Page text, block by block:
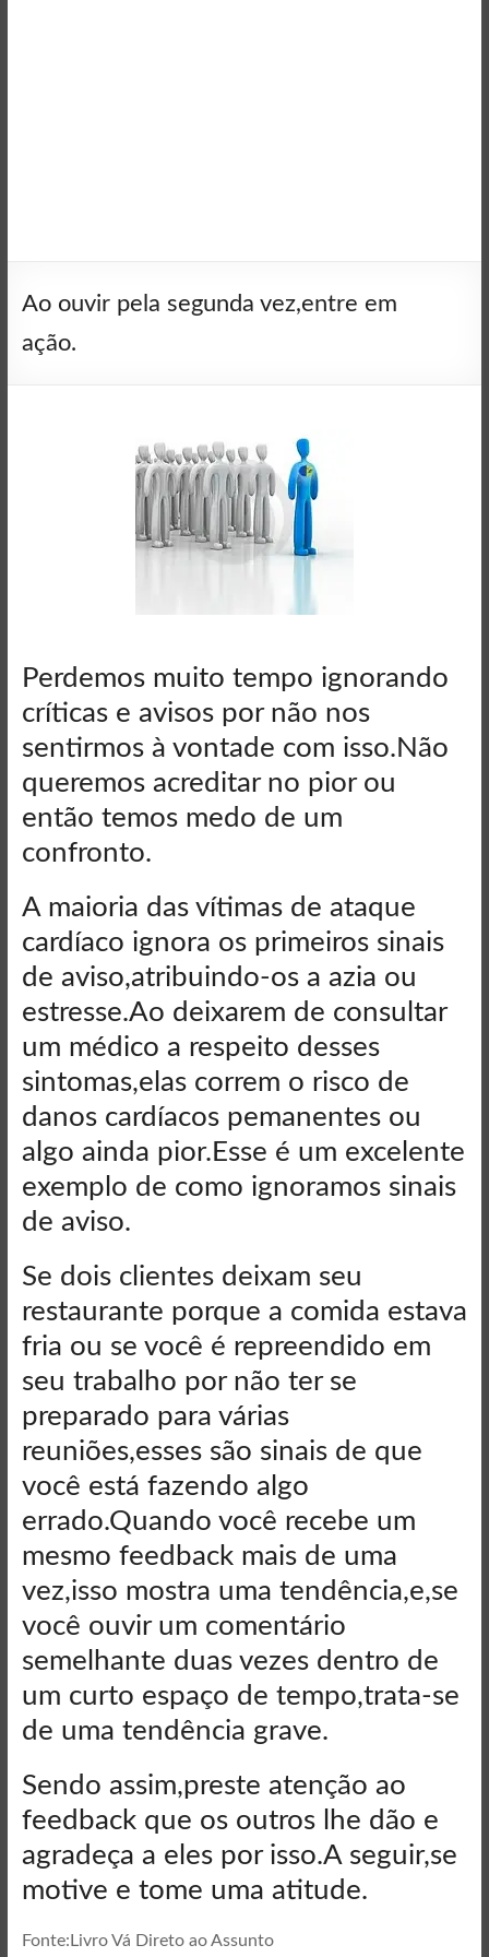
Ao ouvir pela segunda vez,entre em
ação.
Perdemos muito tempo ignorando
críticas e avisos por não nos
sentirmos à vontade com isso.Não
queremos acreditar no pior ou
então temos medo de um
confronto.
A maioria das vítimas de ataque
cardíaco ignora os primeiros sinais
de aviso,atribuindo-os a azia ou
estresse.Ao deixarem de consultar
um médico a respeito desses
sintomas,elas correm o risco de
danos cardíacos pemanentes ou
algo ainda pior.Esse é um excelente
exemplo de como ignoramos sinais
de aviso.
Se dois clientes deixam seu
restaurante porque a comida estava
fria ou se você é repreendido em
seu trabalho por não ter se
preparado para várias
reuniões,esses são sinais de que
você está fazendo algo
errado.Quando você recebe um
mesmo feedback mais de uma
vez,isso mostra uma tendência,e,se
você ouvir um comentário
semelhante duas vezes dentro de
um curto espaço de tempo,trata-se
de uma tendência grave.
Sendo assim,preste atenção ao
feedback que os outros lhe dão e
agradeça a eles por isso.A seguir,se
motive e tome uma atitude.
Fonte:Livro Vá Direto ao Assunto